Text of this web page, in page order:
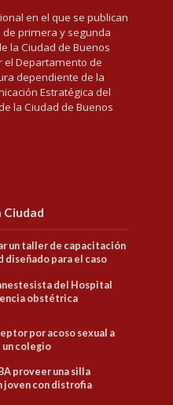
en el que se publican
primera y segunda
la Ciudad de Buenos
el Departamento de
dependiente de la
Estratégica del
la Ciudad de Buenos
Ciudad
un taller de capacitación
diseñado para el caso
del Hospital
obstétrica
por acoso sexual a
un colegio
proveer una silla
joven con distrofia